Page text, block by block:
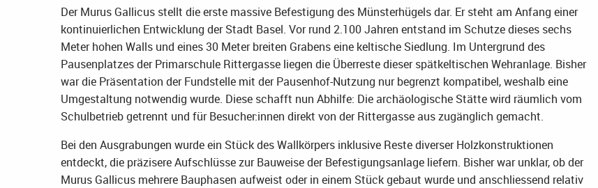
Der Murus Gallicus stellt die erste massive Befestigung des Münsterhügels dar. Er steht am Anfang einer
kontinuierlichen Entwicklung der Stadt Basel. Vor rund 2.100 Jahren entstand im Schutze dieses sechs
Meter hohen Walls und eines 30 Meter breiten Grabens eine keltische Siedlung. Im Untergrund des
Pausenplatzes der Primarschule Rittergasse liegen die Überreste dieser spätkeltischen Wehranlage. Bisher
war die Präsentation der Fundstelle mit der Pausenhof-Nutzung nur begrenzt kompatibel, weshalb eine
Umgestaltung notwendig wurde. Diese schafft nun Abhilfe: Die archäologische Stätte wird räumlich vom
Schulbetrieb getrennt und für Besucher:innen direkt von der Rittergasse aus zugänglich gemacht.
Bei den Ausgrabungen wurde ein Stück des Wallkörpers inklusive Reste diverser Holzkonstruktionen
entdeckt, die präzisere Aufschlüsse zur Bauweise der Befestigungsanlage liefern. Bisher war unklar, ob der
Murus Gallicus mehrere Bauphasen aufweist oder in einem Stück gebaut wurde und anschliessend relativ